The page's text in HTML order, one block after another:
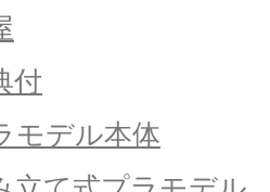
付
モデル本体